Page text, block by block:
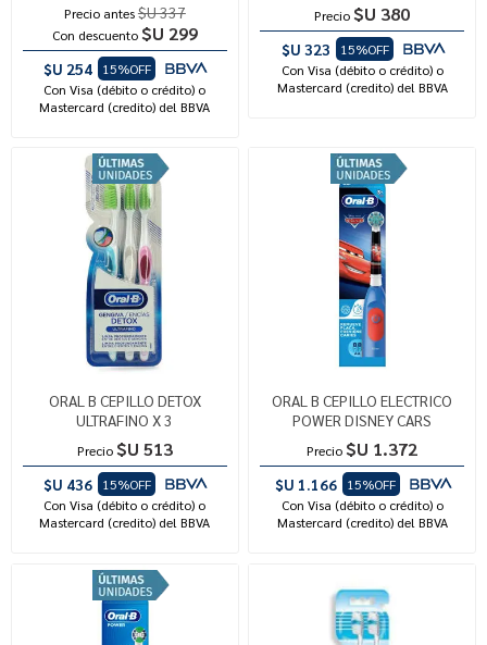
Precio antes$U 337
Con descuento $U 299
$U 254
15%OFF
Con Visa (débito o crédito) o
Mastercard (credito) del BBVA
Precio $U 380
$U 323
15%OFF
Con Visa (débito o crédito) o
Mastercard (credito) del BBVA
ORAL B CEPILLO DETOX
ULTRAFINO X 3
Precio $U 513
$U 436
15%OFF
Con Visa (débito o crédito) o
Mastercard (credito) del BBVA
ORAL B CEPILLO ELECTRICO
POWER DISNEY CARS
Precio $U 1.372
$U 1.166
15%OFF
Con Visa (débito o crédito) o
Mastercard (credito) del BBVA